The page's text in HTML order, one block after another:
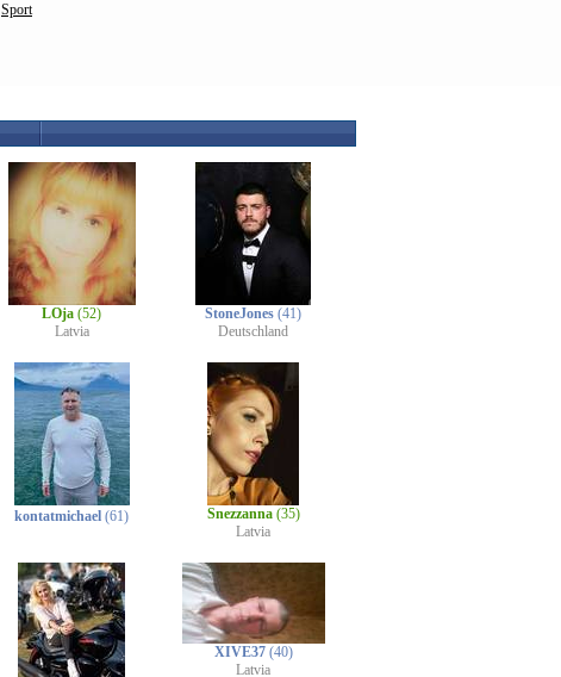
Sport
LOja (52)
Latvia
StoneJones (41)
Deutschland
kontatmichael (61) Snezzanna(35)
Latvia
XIVE37(40)
Latvia